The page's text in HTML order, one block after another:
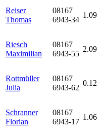
Reiser
Thomas
08167
6943-34
1.09
Riesch
Maximilian
08167
6943-55
2.09
Rottmüller
Julia
08167
6943-62
0.12
Schranner
Florian
08167
6943-17
1.06